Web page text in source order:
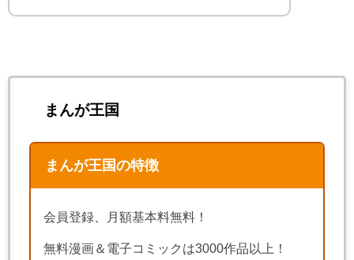
まんが王国
まんが王国の特徴
会員登録、月額基本料無料！
無料漫画＆電子コミックは3000作品以上！